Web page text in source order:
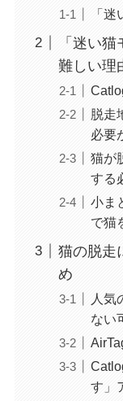
「
「迷い
難しい理
脱走
必要
猫が
する
小ま
で猫
猫の脱走
め
人気
ない
す」